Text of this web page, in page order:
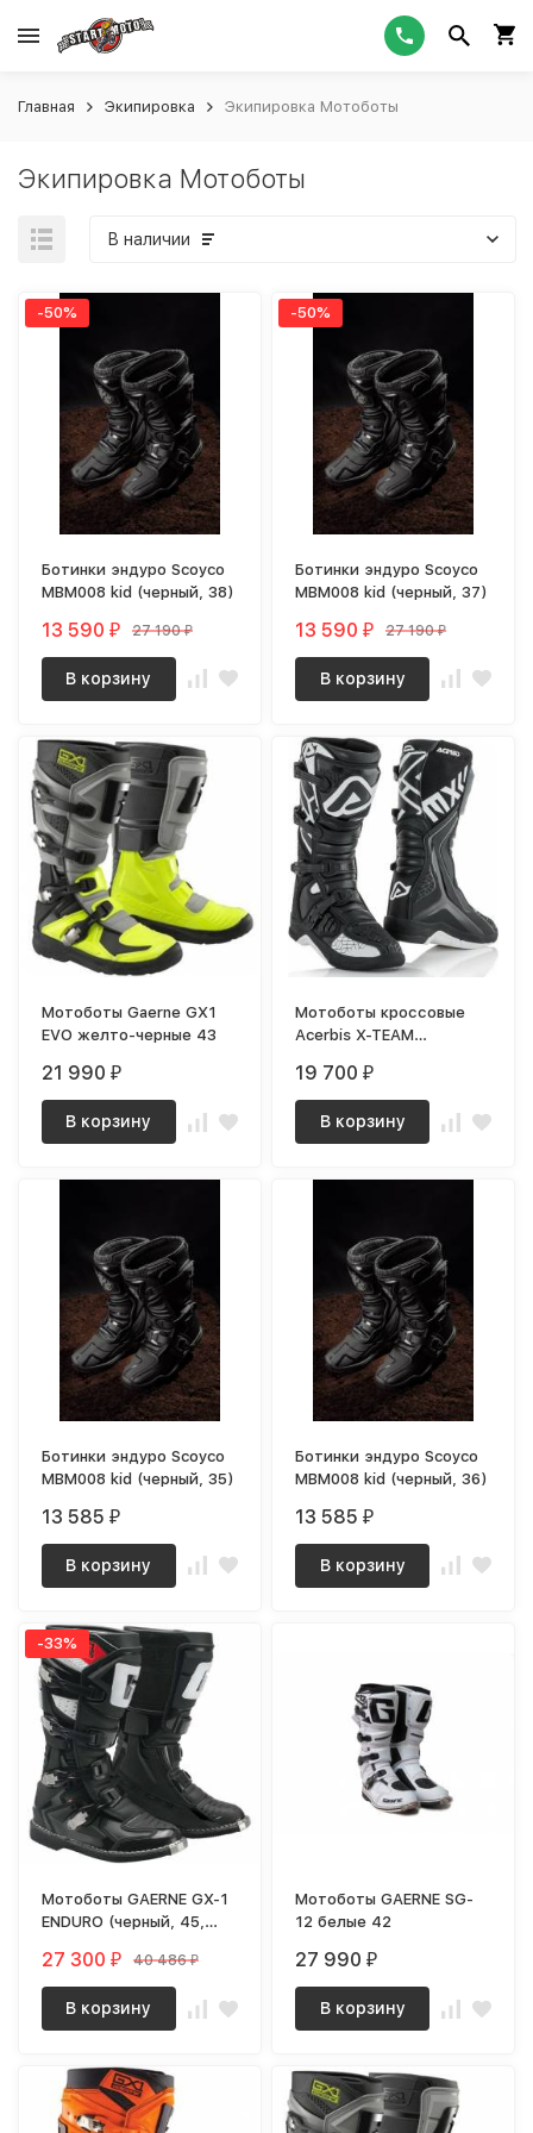
Главная Экипировка Экипировка Мотоботы
Экипировка Мотоботы
В наличии
-50%
Ботинки эндуро Scoyco
MBM008 kid (черный, 38)
13 590₽ 27 190₽
В корзину
-50%
Ботинки эндуро Scoyco
MBM008 kid (черный, 37)
13 590₽ 27 190₽
В корзину
Мотоботы Gaerne GX1
EVO желто-черные 43
21 990₽
В корзину
Мотоботы кроссовые
Acerbis X-TEAM
19 700₽
В корзину
Ботинки эндуро Scoyco
MBM008 kid (черный, 35)
13 585₽
В корзину
Ботинки эндуро Scoyco
MBM008 kid (черный, 36)
13 585₽
В корзину
-33%
Мотоботы GAERNE GX-1
ENDURO (черный, 45,
27 300₽ 40 486₽
В корзину
Мотоботы GAERNE SG-
12 белые 42
27 990₽
В корзину